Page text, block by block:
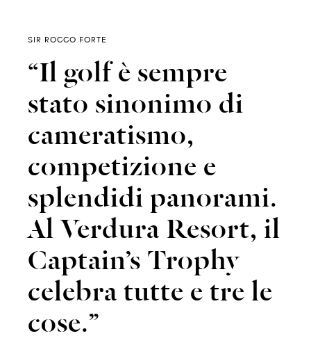
SIR ROCCO FORTE
“Il golf è sempre
stato sinonimo di
cameratismo,
competizione e
splendidi panorami.
Al Verdura Resort, il
Captain’s Trophy
celebra tutte e tre le
cose.”